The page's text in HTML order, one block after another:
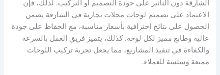
الشارقة دون التأثير على جودة التصميم أو التركيب. لذلك، فإن
الاعتماد على تصميم لوحات محلات تجارية في الشارقة يضمن
الحصول على نتائج احترافية بأسعار مناسبة، مع الحفاظ على جودة
عالية وطابع مميز لكل لوحة. كذلك، يتميز فريق العمل بالسرعة
والكفاءة في تنفيذ المشاريع، مما يجعل تجربة تركيب اللوحات
ممتعة وسلسة للعملاء.